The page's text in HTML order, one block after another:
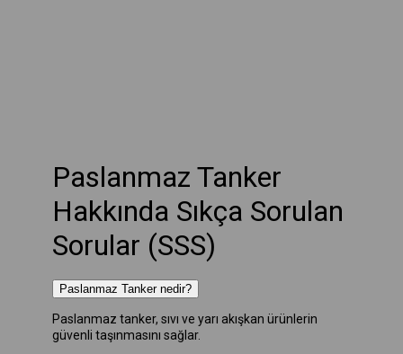
Paslanmaz Tanker
Hakkında Sıkça Sorulan
Sorular (SSS)
Paslanmaz Tanker nedir?
Paslanmaz tanker, sıvı ve yarı akışkan ürünlerin
güvenli taşınmasını sağlar.